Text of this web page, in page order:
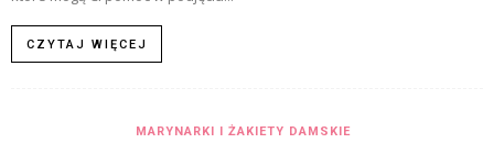
CZYTAJ WIĘCEJ
MARYNARKI I ŻAKIETY DAMSKIE